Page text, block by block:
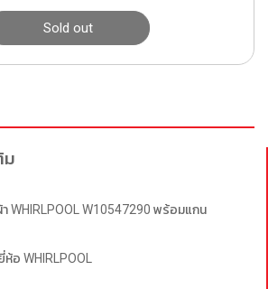
Sold out
ม
WHIRLPOOL W10547290 พร้อมแกน
อ WHIRLPOOL